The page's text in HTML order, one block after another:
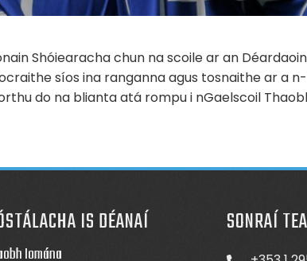
Shóiearacha chun na scoile ar an
síos ina ranganna agus tosnaithe ar a
do na blianta atá rompu i nGaelscoil
IS DÉANAÍ
Iomána
SONRAÍ